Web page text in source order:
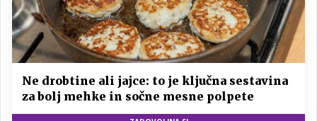
Ne drobtine ali jajce: to je ključna sestavina
za bolj mehke in sočne mesne polpete